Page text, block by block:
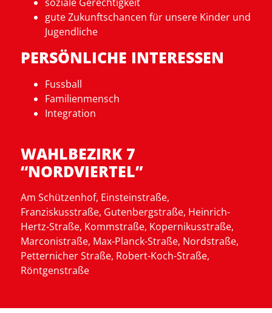
gute Zukunftschancen für unsere Kinder und
Jugendliche
PERSÖNLICHE INTERESSEN
Fussball
Familienmensch
Integration
WAHLBEZIRK 7
“NORDVIERTEL”
Am Schützenhof, Einsteinstraße,
Franziskusstraße, Gutenbergstraße, Heinrich-
Hertz-Straße, Kommstraße, Kopernikusstraße,
Marconistraße, Max-Planck-Straße, Nordstraße,
PetternicherStraße, Robert-Koch-Straße,
Röntgenstraße